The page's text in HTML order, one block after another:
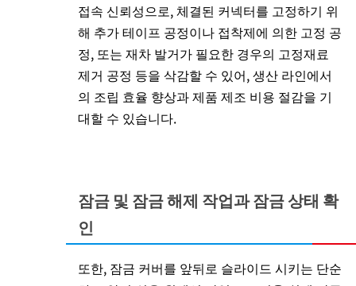
접속 신뢰성으로, 체결된 커넥터를 고정하기 위
해 추가 테이프 공정이나 접착제에 의한 고정 공
정, 또는 재차 발거가 필요한 경우의 고정재료
제거 공정 등을 삭감할 수 있어, 생산 라인에서
의 조립 효율 향상과 제품 제조 비용 절감을 기
대할 수 있습니다.
잠금 및 잠금 해제 작업과 잠금 상태 확
인
또한, 잠금 커버를 앞뒤로 슬라이드 시키는 단순